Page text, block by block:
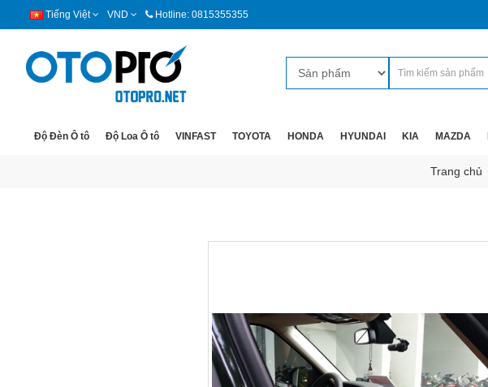
Tiếng Việt VND Hotline: 0815355355
Độ Đèn Ô tô Độ Loa Ô tô VINFAST TOYOTA HONDA HYUNDAI KIA MAZDA
Trang chủ